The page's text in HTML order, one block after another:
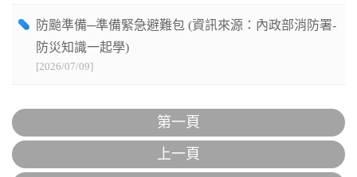
防颱準備─準備緊急避難包 (資訊來源：內政部消防署-
防災知識一起學)
[2026/07/09]
第一頁
上一頁